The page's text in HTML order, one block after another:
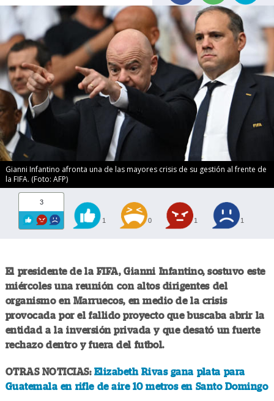
Gianni Infantino afronta una de las mayores crisis de su gestión al frente de
la FIFA. (Foto: AFP)
3
1 0 1 1
El presidente de la FIFA, Gianni Infantino, sostuvo este
miércoles una reunión con altos dirigentes del
organismo en Marruecos, en medio de la crisis
provocada por el fallido proyecto que buscaba abrir la
entidad a la inversión privada y que desató un fuerte
rechazo dentro y fuera del futbol.
OTRAS NOTICIAS: Elizabeth Rivas gana plata para
Guatemala en rifle de aire 10 metros en Santo Domingo